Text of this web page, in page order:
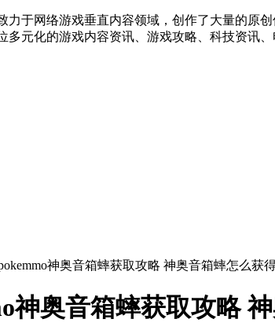
力于网络游戏垂直内容领域，创作了大量的原
多元化的游戏内容资讯、游戏攻略、科技资讯
神奥音箱蟀获取攻略 神奥音箱蟀怎么获
神奥音箱蟀获取攻略